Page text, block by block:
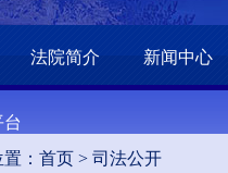
法院简介 新闻中心
： 首页 > 司法公开